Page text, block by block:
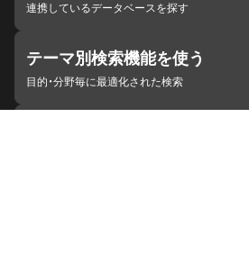
連携しているデータベースを探す
テーマ別検索機能を使う
目的・分野毎に最適化された検索